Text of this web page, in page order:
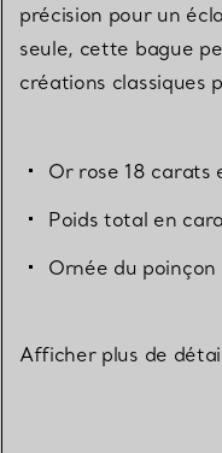
précision pour un
seule, cette bague
créations classiques
Or rose 18 carats
Poids total en
Ornée du
Afficher plus de